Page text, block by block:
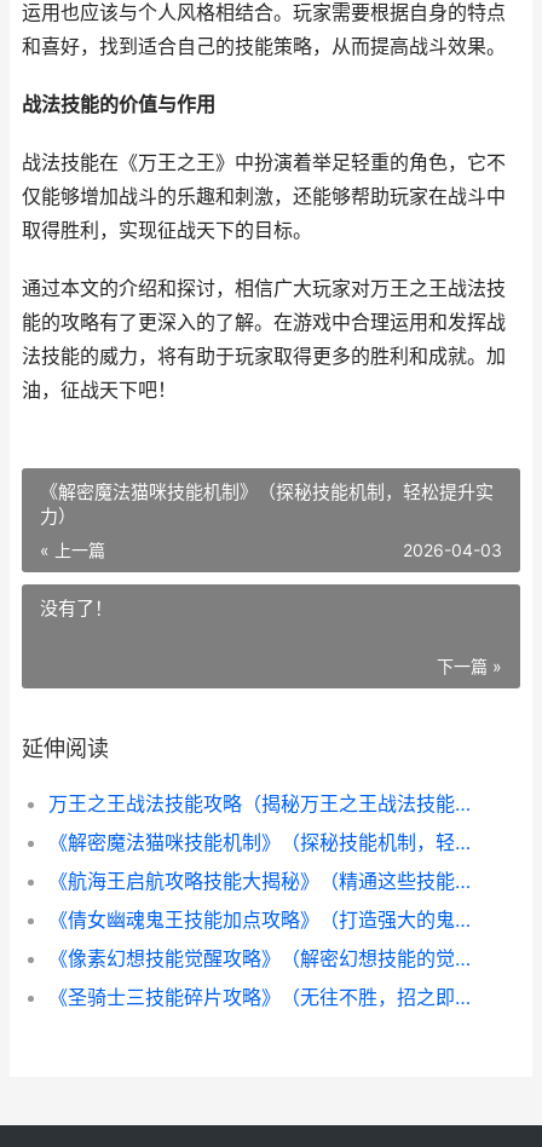
运用也应该与个人风格相结合。玩家需要根据自身的特点
和喜好，找到适合自己的技能策略，从而提高战斗效果。
战法技能的价值与作用
战法技能在《万王之王》中扮演着举足轻重的角色，它不
仅能够增加战斗的乐趣和刺激，还能够帮助玩家在战斗中
取得胜利，实现征战天下的目标。
通过本文的介绍和探讨，相信广大玩家对万王之王战法技
能的攻略有了更深入的了解。在游戏中合理运用和发挥战
法技能的威力，将有助于玩家取得更多的胜利和成就。加
油，征战天下吧！
《解密魔法猫咪技能机制》（探秘技能机制，轻松提升实
力）
« 上一篇 2026-04-03
没有了！
下一篇 »
延伸阅读
万王之王战法技能攻略（揭秘万王之王战法技能的威力与运用技巧）
《解密魔法猫咪技能机制》（探秘技能机制，轻松提升实力）
《航海王启航攻略技能大揭秘》（精通这些技能，让你在航海王的世界中游刃有余！）
《倩女幽魂鬼王技能加点攻略》（打造强大的鬼王，全面解析加点技巧）
《像素幻想技能觉醒攻略》（解密幻想技能的觉醒之路）
《圣骑士三技能碎片攻略》（无往不胜，招之即来，聚天地之灵气）